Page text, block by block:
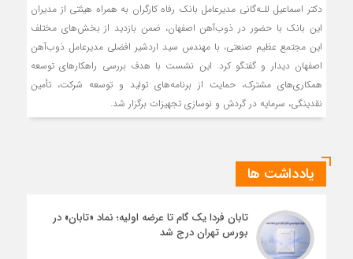
دکتر اسماعیل للـه‌گانی مدیرعامل بانک رفاه کارگران به همراه هیئتی از مدیران
این بانک با حضور در ذوب‌آهن اصفهان، ضمن بازدید از بخش‌های مختلف
این مجتمع عظیم صنعتی، با مهندس سید اردشیر افضلی مدیرعامل ذوب‌آهن
اصفهان دیدار و گفتگو کرد. این نشست با هدف بررسی راهکارهای توسعه
همکاری‌های مشترک، حمایت از برنامه‌های تولید و توسعه شرکت، تأمین
نقدینگی، سرمایه در گردش و نوسازی تجهیزات برگزار شد.
یادداشت ها
تابان فردا یک گام تا عرضه اولیه؛ نماد «تابان» در
بورس تهران درج شد